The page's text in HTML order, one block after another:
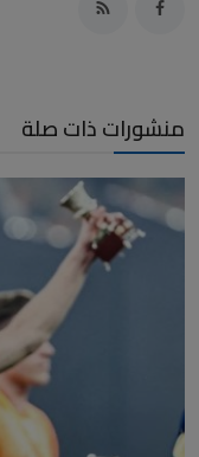
منشورات ذات صلة